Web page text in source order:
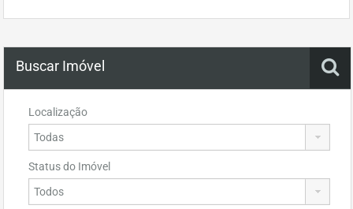
Buscar Imóvel
Localização
Status do Imóvel